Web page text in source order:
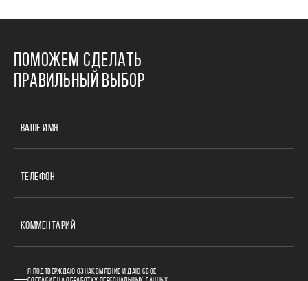
ПОМОЖЕМ СДЕЛАТЬ
ПРАВИЛЬНЫЙ ВЫБОР
ВАШЕ ИМЯ
ТЕЛЕФОН
КОММЕНТАРИЙ
Я ПОДТВЕРЖДАЮ ОЗНАКОМЛЕНИЕ И ДАЮ СВОЕ